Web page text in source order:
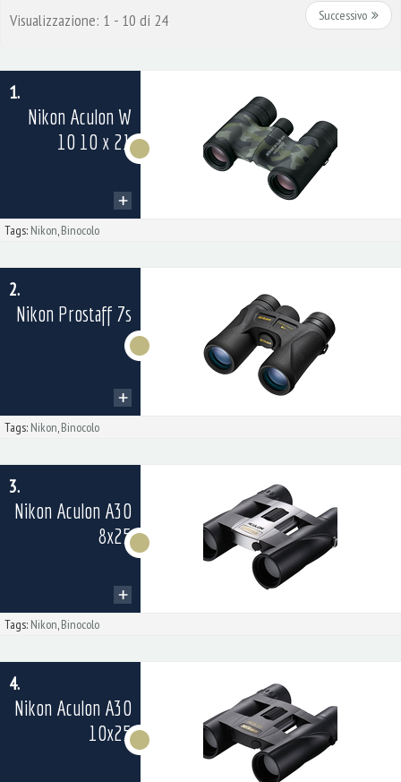
Visualizzazione: 1 - 10 di 24 Successivo
1.
Nikon Aculon W
10 10 x 21
Tags: Nikon,Binocolo
2.
Nikon Prostaff 7s
Tags: Nikon,Binocolo
3.
Nikon Aculon A30
8x25
Tags: Nikon,Binocolo
4.
Nikon Aculon A30
10x25